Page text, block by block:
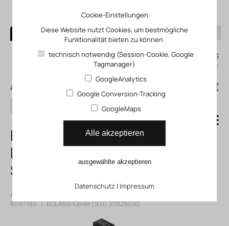
0
Mein KLEFINGHAUS
einloggen
Alle Produkte
Suchen
0,00 €
EMMB-AS-60-04-
K-S30M
Servomotor
Artikelnummer: 108097185
8097185 | ECLASS-Code (9.0)27029090
Cookie-Einstellungen
Diese Website nutzt Cookies, um bestmögliche
Funktionalität bieten zu können.
technisch notwendig (Session-Cookie, Google
Tagmanager)
GoogleAnalytics
Google Conversion-Tracking
GoogleMaps
Alle akzeptieren
ausgewählte akzeptieren
Datenschutz | Impressum